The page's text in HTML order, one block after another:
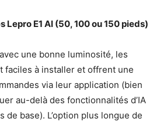
Lepro E1 AI (50, 100 ou 150 pieds)
une bonne luminosité, les
faciles à installer et offrent une
via leur application (bien
au-delà des fonctionnalités d’IA
base). L’option plus longue de